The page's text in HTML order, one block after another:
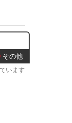
その他
います